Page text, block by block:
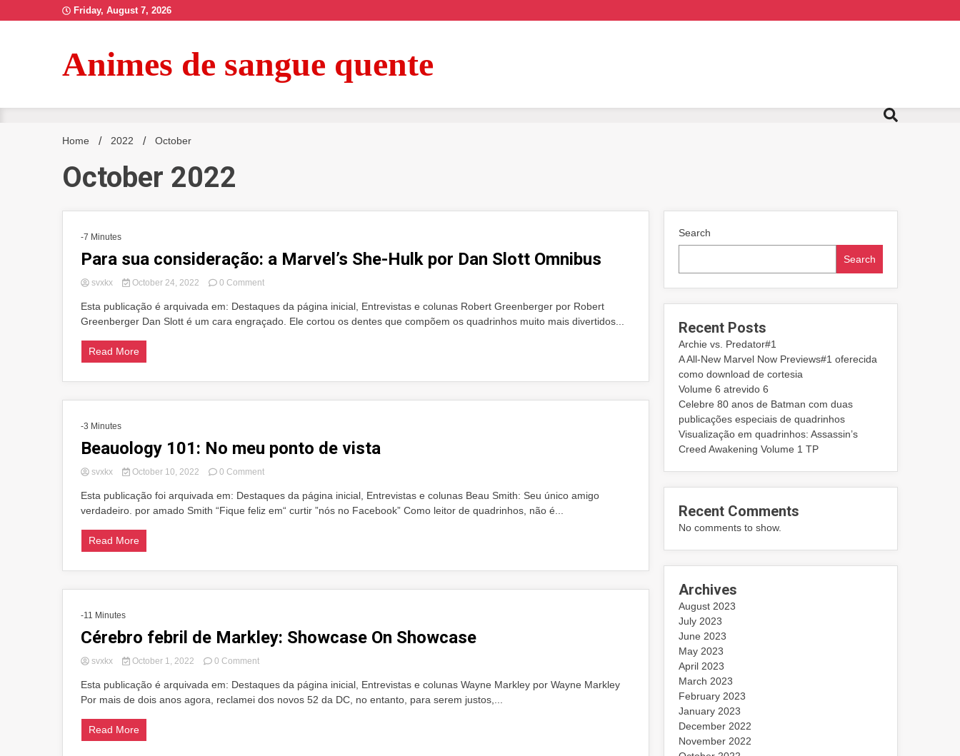
to
Friday, August 7, 2026
Animes de sangue quente
Home 2022 October
October 2022
-7 Minutes
Para sua consideração: a Marvel’s She-Hulk por Dan Slott Omnibus
svxkx October 24, 2022 0 Commenton
sua
consideração:
por
Dan
Esta publicação é arquivada em: Destaques da página inicial, Entrevistas e colunas Robert Greenberger por Robert
Greenberger Dan Slott é um cara engraçado. Ele cortou os dentes que compõem os quadrinhos muito mais divertidos...
Read More
-3 Minutes
Beauology 101: No meu ponto de vista
svxkx October 10, 2022 0 Commenton
101:
No
Esta publicação foi arquivada em: Destaques da página inicial, Entrevistas e colunas Beau Smith: Seu único amigo
verdadeiro. por amado Smith “Fique feliz em“ curtir ”nós no Facebook” Como leitor de quadrinhos, não é...
Read More
-11 Minutes
Cérebro febril de Markley: Showcase On Showcase
svxkx October 1, 2022 0 Commenton
febril
de
Esta publicação é arquivada em: Destaques da página inicial, Entrevistas e colunas Wayne Markley por Wayne Markley
Por mais de dois anos agora, reclamei dos novos 52 da DC, no entanto, para serem justos,...
Read More
Search
Search
Recent Posts
Archie vs. Predator#1
A All-New Marvel Now Previews#1 oferecida
como download de cortesia
Volume 6 atrevido 6
Celebre 80 anos de Batman com duas
publicações especiais de quadrinhos
Visualização em quadrinhos: Assassin’s
Creed Awakening Volume 1 TP
Recent Comments
No comments to show.
Archives
August 2023
July 2023
June 2023
May 2023
April 2023
March 2023
February 2023
January 2023
December 2022
November 2022